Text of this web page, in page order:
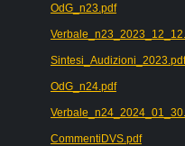
OdG_n23.pdf
Sintesi_Audizioni_2023.pdf
OdG_n24.pdf
CommentiDVS.pdf